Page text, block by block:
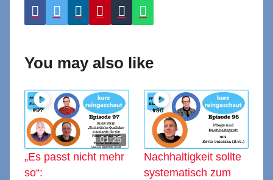
You may also like
01:25
„Es passt nicht mehr
so“:
Nachhaltigkeit sollte
systematisch zum